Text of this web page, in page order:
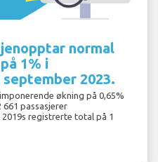
normal
1% i
2023.
økning på 0,65%
661 passasjerer
registrerte total på 1